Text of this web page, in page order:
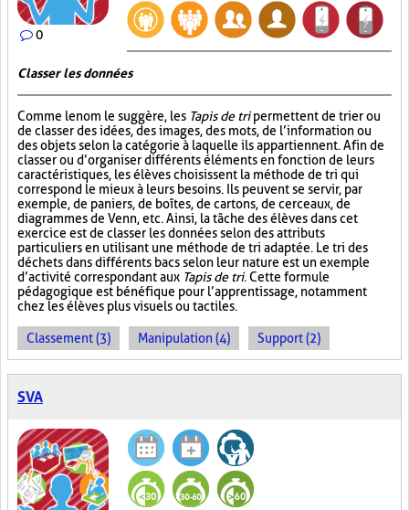
0
Classer les données
Comme le nom le suggère, les Tapis de tripermettent de trier ou
de classer des idées, des images, des mots, de l’information ou
des objets selon la catégorie à laquelle ils appartiennent. Afin de
classer ou d’organiser différents éléments en fonction de leurs
caractéristiques, les élèves choisissent la méthode de tri qui
correspond le mieux à leurs besoins. Ils peuvent se servir, par
exemple, de paniers, de boîtes, de cartons, de cerceaux, de
diagrammes de Venn, etc. Ainsi, la tâche des élèves dans cet
exercice est de classer les données selon des attributs
particuliers en utilisant une méthode de tri adaptée. Le tri des
déchets dans différents bacs selon leur nature est un exemple
d’activité correspondant aux Tapis de tri. Cette formule
pédagogique est bénéfique pour l’apprentissage, notamment
chez les élèves plus visuels ou tactiles.
Classement (3) Manipulation (4) Support (2)
SVA